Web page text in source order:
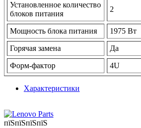
Установленное количество
блоков питания
2
Мощность блока питания 1975 Вт
Горячая замена Да
Форм-фактор 4U
Характеристики
пїЅпїЅпїЅпїЅ